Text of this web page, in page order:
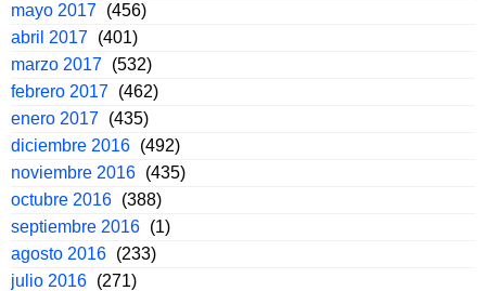
mayo 2017 (456)
abril 2017 (401)
marzo 2017 (532)
febrero 2017 (462)
enero 2017 (435)
diciembre 2016 (492)
noviembre 2016 (435)
octubre 2016 (388)
septiembre 2016 (1)
agosto 2016 (233)
julio 2016 (271)